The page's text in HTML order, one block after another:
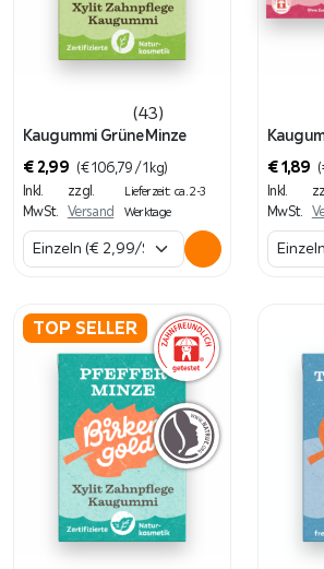
(43)
Kaugummi Grüne Minze
€ 2,99 (€106,79 / 1 kg)
Inkl.
MwSt.
zzgl.
Versand
Lieferzeit: ca. 2-3
Werktage
€1,89 (
Inkl.
MwSt.
TOP SELLER